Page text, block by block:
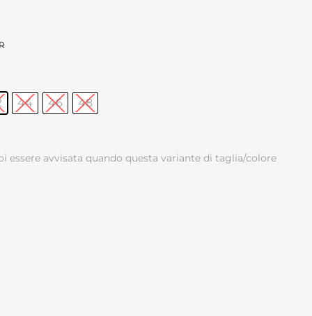
44 46 48
essere avvisata quando questa variante di taglia/colore